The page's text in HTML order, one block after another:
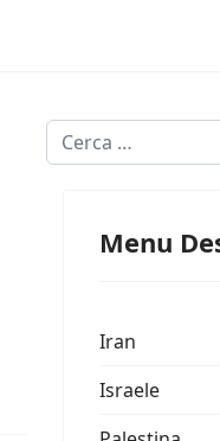
Cerca
Menu
Iran
Israele